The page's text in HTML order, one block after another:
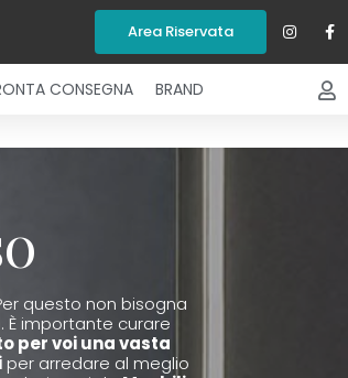
Area Riservata
CONSEGNA BRAND
questo non bisogna
È importante curare
per voi una vasta
per arredare al meglio